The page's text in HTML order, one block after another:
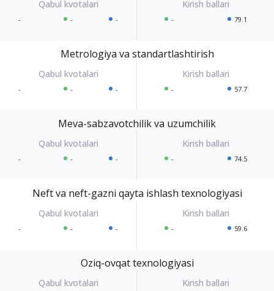
- - - - 79.1
Metrologiya va standartlashtirish
- - - - 57.7
Meva-sabzavotchilik va uzumchilik
- - - - 74.5
Neft va neft-gazni qayta ishlash texnologiyasi
- - - - 59.6
Oziq-ovqat texnologiyasi